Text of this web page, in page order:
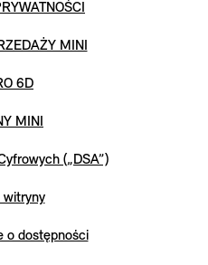
MINI
6D
MINI
(„DSA”)
witryny
o dostępności